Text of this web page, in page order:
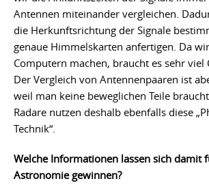
Antennen miteinander vergleichen.
die Herkunftsrichtung der Signale
genaue Himmelskarten anfertigen. Da
Computern machen, braucht es sehr
Der Vergleich von Antennenpaaren ist
weil man keine beweglichen Teile
Radare nutzen deshalb ebenfalls diese
Technik“.
Welche Informationen lassen sich damit
Astronomie gewinnen?